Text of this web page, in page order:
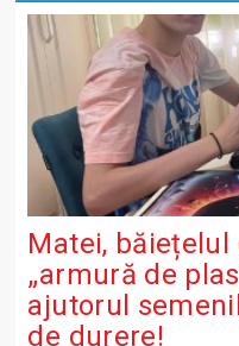
Matei,
„armură de
ajutorul
de durere!